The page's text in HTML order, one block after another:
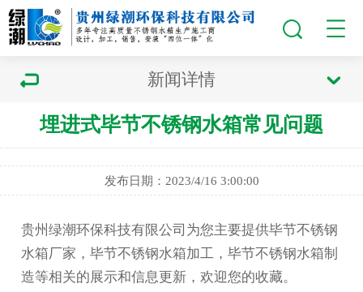
新闻详情
埋进式毕节不锈钢水箱常见问题
发布日期：2023/4/16 3:00:00
贵州绿潮环保科技有限公司为您主要提供毕节不锈钢
水箱厂家 ，毕节不锈钢水箱加工，毕节不锈钢水箱制
造等相关的展示和信息更新，欢迎您的收藏。